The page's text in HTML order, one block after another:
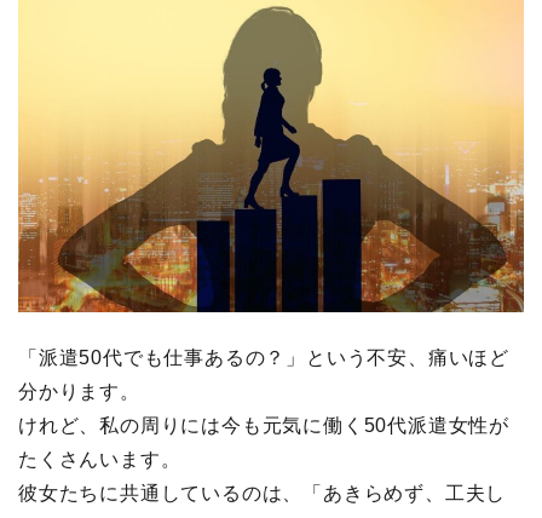
「派遣50代でも仕事あるの？」という不安、痛いほど
分かります。
けれど、私の周りには今も元気に働く50代派遣女性が
たくさんいます。
彼女たちに共通しているのは、「あきらめず、工夫し